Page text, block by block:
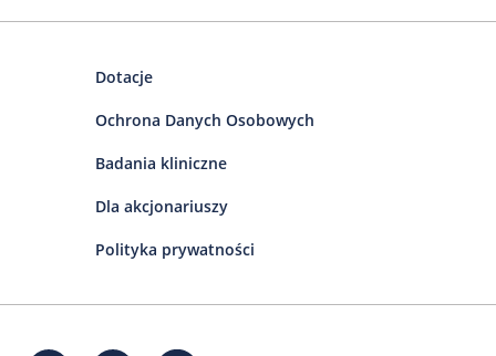
Dotacje
Ochrona Danych Osobowych
Badania kliniczne
Dla akcjonariuszy
Polityka prywatności